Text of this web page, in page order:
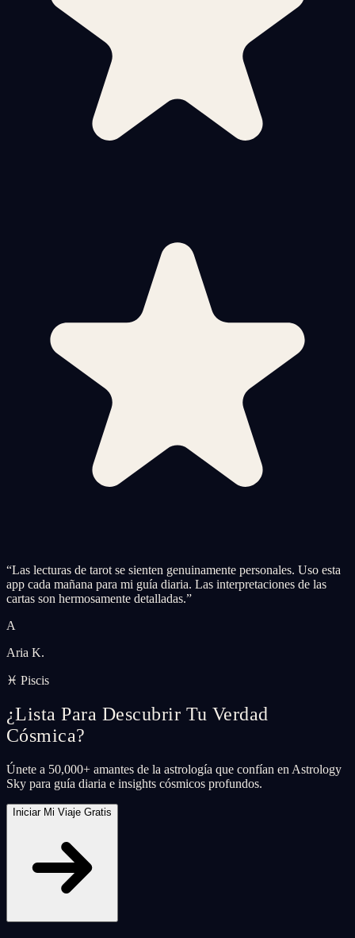
“Las lecturas de tarot se sienten genuinamente personales. Uso esta
app cada mañana para mi guía diaria. Las interpretaciones de las
cartas son hermosamente detalladas.”
A
Aria K.
♓ Piscis
¿Lista Para Descubrir Tu Verdad
Cósmica?
Únete a 50,000+ amantes de la astrología que confían en Astrology
Sky para guía diaria e insights cósmicos profundos.
Iniciar Mi Viaje Gratis